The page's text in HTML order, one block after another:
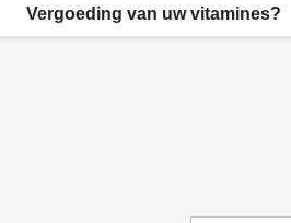
Vergoeding van uw vitamines?